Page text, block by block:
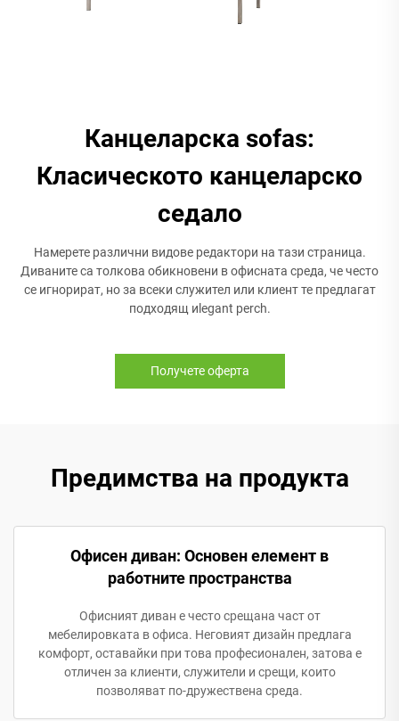
Канцеларска sofas:
Класическото канцеларско
седало
Намерете различни видове редактори на тази страница.
Диваните са толкова обикновени в офисната среда, че често
се игнорират, но за всеки служител или клиент те предлагат
подходящ иlegant perch.
Получете оферта
Предимства на продукта
Офисен диван: Основен елемент в
работните пространства
Офисният диван е често срещана част от
мебелировката в офиса. Неговият дизайн предлага
комфорт, оставайки при това професионален, затова е
отличен за клиенти, служители и срещи, които
позволяват по-дружествена среда.